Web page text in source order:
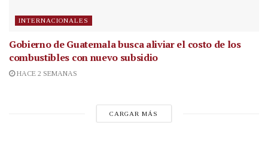
INTERNACIONALES
Gobierno de Guatemala busca aliviar el costo de los
combustibles con nuevo subsidio
HACE 2 SEMANAS
CARGAR MÁS